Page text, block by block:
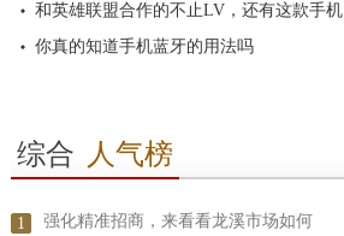
和英雄联盟合作的不止LV，还有这款手机
你真的知道手机蓝牙的用法吗
综合 人气榜
1 强化精准招商，来看看龙溪市场如何